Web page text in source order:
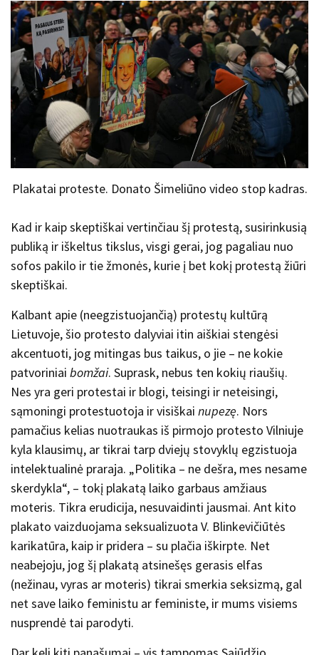
Plakatai proteste. Donato Šimeliūno video stop kadras.
Kad ir kaip skeptiškai vertinčiau šį protestą, susirinkusią
publiką ir iškeltus tikslus, visgi gerai, jog pagaliau nuo
sofos pakilo ir tie žmonės, kurie į bet kokį protestą žiūri
skeptiškai.
Kalbant apie (neegzistuojančią) protestų kultūrą
Lietuvoje, šio protesto dalyviai itin aiškiai stengėsi
akcentuoti, jog mitingas bus taikus, o jie – ne kokie
patvoriniai bomžai. Suprask, nebus ten kokių riaušių.
Nes yra geri protestai ir blogi, teisingi ir neteisingi,
sąmoningi protestuotoja ir visiškai nupezę. Nors
pamačius kelias nuotraukas iš pirmojo protesto Vilniuje
kyla klausimų, ar tikrai tarp dviejų stovyklų egzistuoja
intelektualinė praraja. „Politika – ne dešra, mes nesame
skerdykla“, – tokį plakatą laiko garbaus amžiaus
moteris. Tikra erudicija, nesuvaidinti jausmai. Ant kito
plakato vaizduojama seksualizuota V. Blinkevičiūtės
karikatūra, kaip ir pridera – su plačia iškirpte. Net
neabejoju, jog šį plakatą atsinešęs gerasis elfas
(nežinau, vyras ar moteris) tikrai smerkia seksizmą, gal
net save laiko feministu ar feministe, ir mums visiems
nusprendė tai parodyti.